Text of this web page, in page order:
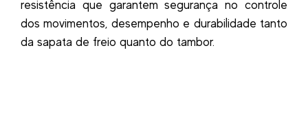
resistência que garantem segurança no controle
dos movimentos, desempenho e durabilidade tanto
da sapata de freio quanto do tambor.